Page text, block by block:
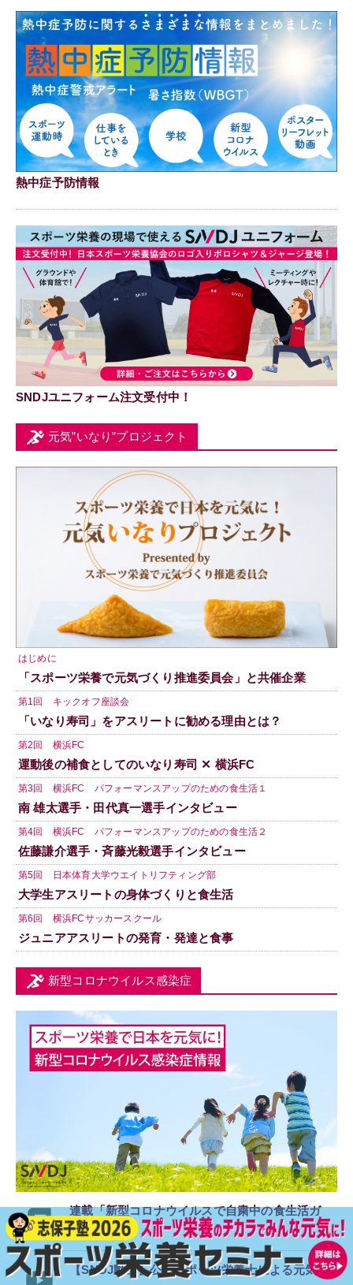
熱中症予防情報
SNDJユニフォーム注文受付中！
元気”いなり”プロジェクト
はじめに
「スポーツ栄養で元気づくり推進委員会」と共催企業
第1回 キックオフ座談会
「いなり寿司」をアスリートに勧める理由とは？
第2回 横浜FC
運動後の補食としてのいなり寿司 ✕ 横浜FC
第3回 横浜FC パフォーマンスアップのための食生活１
南 雄太選手・田代真一選手インタビュー
第4回 横浜FC パフォーマンスアップのための食生活２
佐藤謙介選手・斉藤光毅選手インタビュー
第5回 日本体育大学ウエイトリフティング部
大学生アスリートの身体づくりと食生活
第6回 横浜FCサッカースクール
ジュニアアスリートの発育・発達と食事
新型コロナウイルス感染症
連載「新型コロナウイルスで自粛中の食生活ガ
イド」
【SNDJ動画】公認スポーツ栄養士による元気が